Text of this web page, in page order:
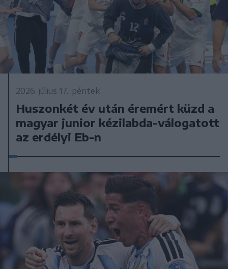
2026. július 17., péntek
Huszonkét év után éremért küzd a
magyar junior kézilabda-válogatott
az erdélyi Eb-n